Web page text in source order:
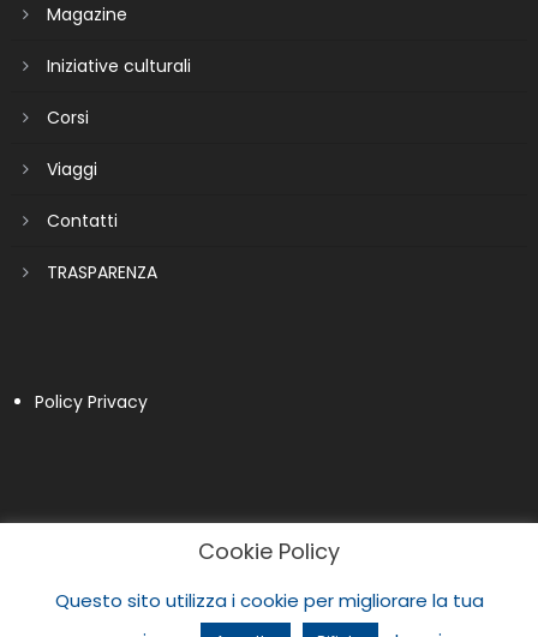
Magazine
Iniziative culturali
Corsi
Viaggi
Contatti
TRASPARENZA
Policy Privacy
Cookie Policy
Questo sito utilizza i cookie per migliorare la tua